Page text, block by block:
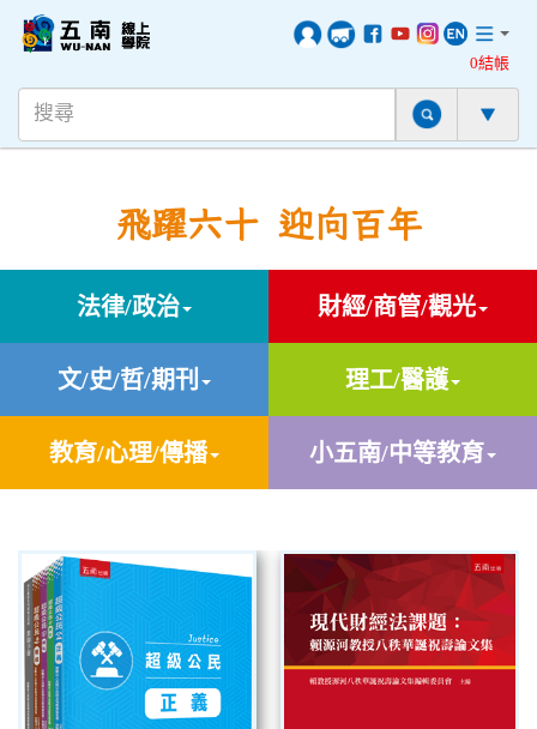
0結帳
飛躍六十 迎向百年
法律/政治 財經/商管/觀光
文/史/哲/期刊 理工/醫護
教育/心理/傳播 小五南/中等教育